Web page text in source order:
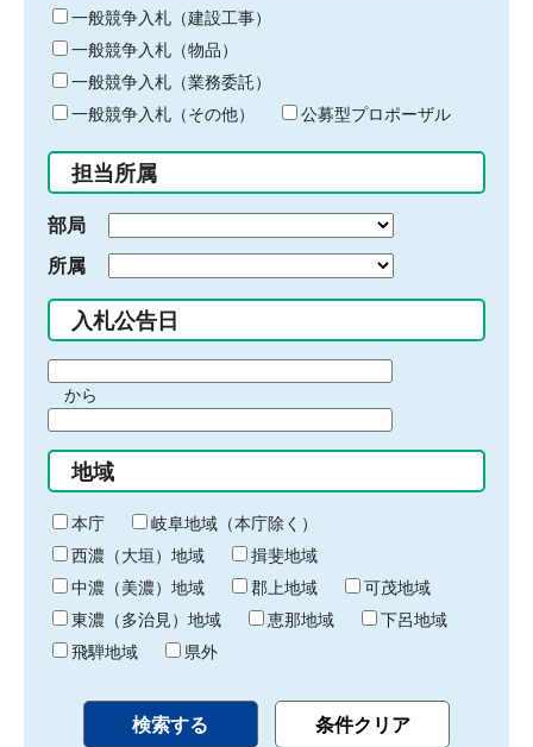
キ
ー
ワ
ー
ド
入
力
一般競争入札（建設工事）
一般競争入札（物品）
一般競争入札（業務委託）
一般競争入札（その他）
公募型プロポーザル
担当所属
部局
所属
入札公告日
間
始
り
から
間
終
わ
り
地域
本庁
岐阜地域（本庁除く）
西濃（大垣）地域
揖斐地域
中濃（美濃）地域
郡上地域
可茂地域
東濃（多治見）地域
恵那地域
下呂地域
飛騨地域
県外